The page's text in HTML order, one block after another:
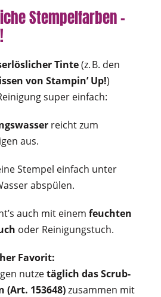
Stempelfarben –
Tinte(z. B. den
von Stampin’ Up!)
super einfach:
reicht zum
aus.
Stempel einfach unter
abspülen.
auch mit einem feuchten
oder Reinigungstuch.
Favorit:
nutzetäglich das Scrub-
(Art. 153648)zusammen mit